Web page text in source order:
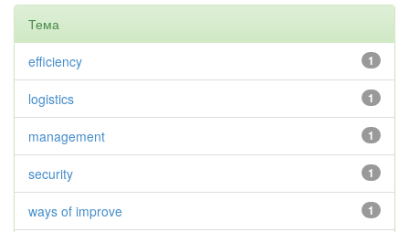
Тема
1
efficiency
1
logistics
1
management
1
security
1
ways of improve